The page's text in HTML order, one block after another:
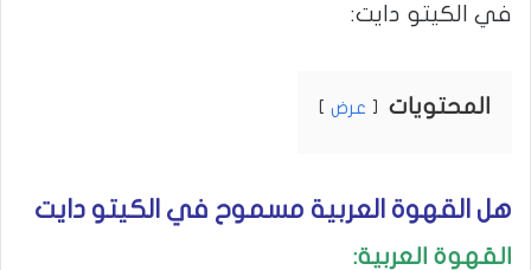
في الكيتو دايت:
المحتويات عرض
هل القهوة العربية مسموح في الكيتو دايت
القهوة العربية: